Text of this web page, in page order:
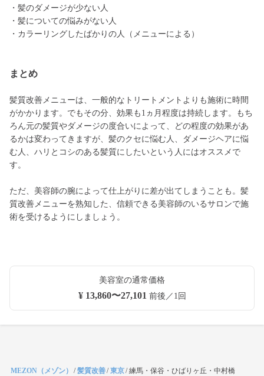
・髪のダメージが少ない人
・髪についての悩みがない人
・カラーリングしたばかりの人（メニューによる）
まとめ
髪質改善メニューは、一般的なトリートメントよりも施術に時間
がかかります。でもその分、効果も1ヵ月程度は持続します。もち
ろん元の髪質やダメージの度合いによって、どの程度の効果があ
るかは変わってきますが、髪のクセに悩む人、ダメージヘアに悩
む人、ハリとコシのある髪質にしたいという人にはオススメで
す。
ただ、美容師の腕によって仕上がりに差が出てしまうことも。髪
質改善メニューを熟知した、信頼できる美容師のいるサロンで施
術を受けるようにしましょう。
美容室の通常価格
¥ 13,860〜27,101 前後／1回
MEZON（メゾン） /髪質改善/東京/練馬・保谷・ひばりヶ丘・中村橋